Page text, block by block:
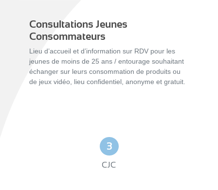
Consultations Jeunes
Consommateurs
Lieu d’accueil et d’information sur RDV pour les
jeunes de moins de 25 ans / entourage souhaitant
échanger sur leurs consommation de produits ou
de jeux vidéo, lieu confidentiel, anonyme et gratuit.
3
CJC